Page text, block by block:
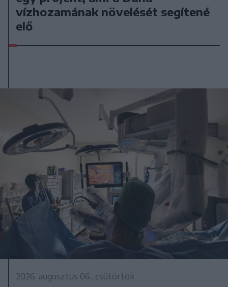
vízhozamának növelését segítené
elő
2026. augusztus 06., csütörtök